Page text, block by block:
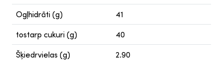
Ogļhidrāti (g) 41
tostarp cukuri (g) 40
Šķiedrvielas (g) 2.90